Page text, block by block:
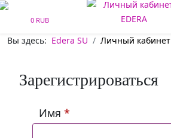
0 RUB
Вы здесь: Edera SU Личный кабинет
Зарегистрироваться
Имя*